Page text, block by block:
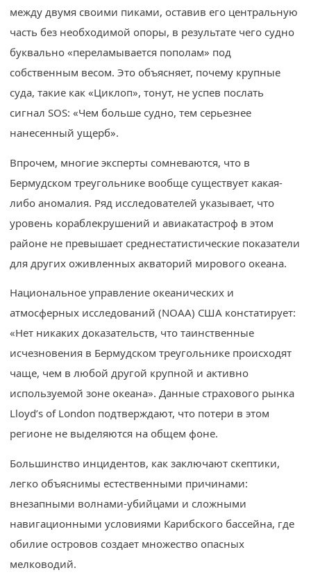
между двумя своими пиками, оставив его центральную
часть без необходимой опоры, в результате чего судно
буквально «переламывается пополам» под
собственным весом. Это объясняет, почему крупные
суда, такие как «Циклоп», тонут, не успев послать
сигнал SOS: «Чем больше судно, тем серьезнее
нанесенный ущерб».
Впрочем, многие эксперты сомневаются, что в
Бермудском треугольнике вообще существует какая-
либо аномалия. Ряд исследователей указывает, что
уровень кораблекрушений и авиакатастроф в этом
районе не превышает среднестатистические показатели
для других оживленных акваторий мирового океана.
Национальное управление океанических и
атмосферных исследований (NOAA) США констатирует:
«Нет никаких доказательств, что таинственные
исчезновения в Бермудском треугольнике происходят
чаще, чем в любой другой крупной и активно
используемой зоне океана». Данные страхового рынка
Lloyd’s of London подтверждают, что потери в этом
регионе не выделяются на общем фоне.
Большинство инцидентов, как заключают скептики,
легко объяснимы естественными причинами:
внезапными волнами-убийцами и сложными
навигационными условиями Карибского бассейна, где
обилие островов создает множество опасных
мелководий.